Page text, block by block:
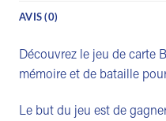
AVIS (0)
Découvrez le jeu de carte
mémoire et de bataille
Le but du jeu est de